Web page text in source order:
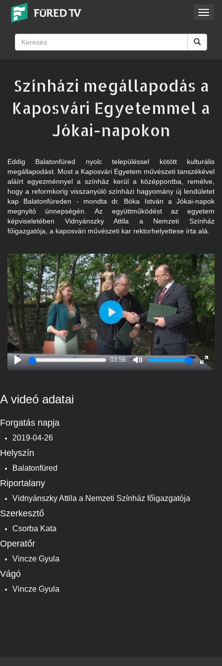
Színházi megállapodás a
Kaposvári Egyetemmel a
Jókai-napokon
Eddig Balatonfüred nyolc településsel kötött kulturális
megállapodást. Most a Kaposvári Egyetem művészeti tanszékével
aláírt egyezménnyel a színház kerül a középpontba, remélve,
hogy a reformkorig visszanyúló színházi hagyomány új lendületet
kap Balatonfüreden - mondta dr. Bóka István a Jókai-napok
megnyitó ünnepségén. Az együttműködést az egyetem
képviseletében Vidnyánszky Attila a Nemzeti Színház
főigazgatója, a kaposvári művészeti kar rektorhelyettese írta alá.
Play
03:56
Mute
Enter
Play
A videó adatai
Forgatás napja
2019-04-26
Helyszín
Balatonfüred
Riportalany
Vidnyánszky Attila a Nemzeti Színház főigazgatója
Szerkesztő
Csorba Kata
Operatőr
Vincze Gyula
Vágó
Vincze Gyula